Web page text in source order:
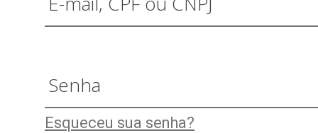
Esqueceu sua senha?